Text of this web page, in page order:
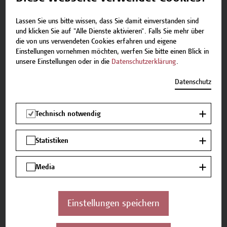
nach dem Leitfaden der ISO
19011:2018 ff
15., 22., 29.1. und 12., 19.2.2027
Micro-Credential
Qualitätsmanagement gemäß
den Anforderungen der ISO
9001:2015 ff
Lassen Sie uns bitte wissen, dass Sie damit einverstanden sind
und klicken Sie auf "Alle Dienste aktivieren". Falls Sie mehr über
die von uns verwendeten Cookies erfahren und eigene
Einstellungen vornehmen möchten, werfen Sie bitte einen Blick in
unsere Einstellungen oder in die Datenschutzerklärung.
Datenschutz
Technisch notwendig
Statistiken
Media
Einstellungen speichern